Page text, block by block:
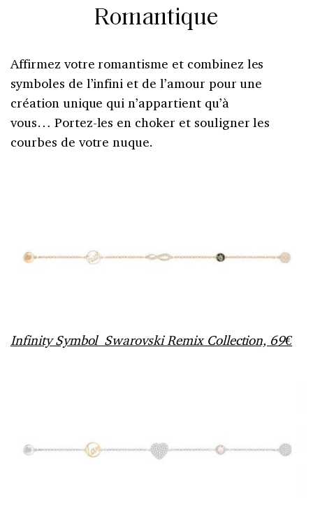
Romantique
Affirmez votre romantisme et combinez les
symboles de l’infini et de l’amour pour une
création unique qui n’appartient qu’à
vous… Portez-les en choker et souligner les
courbes de votre nuque.
Infinity Symbol Swarovski Remix Collection, 69€